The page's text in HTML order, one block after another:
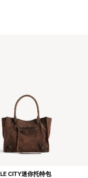
LE CITY迷你托特包